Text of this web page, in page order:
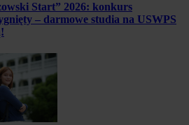
Start” 2026: konkurs
– darmowe studia na USWPS